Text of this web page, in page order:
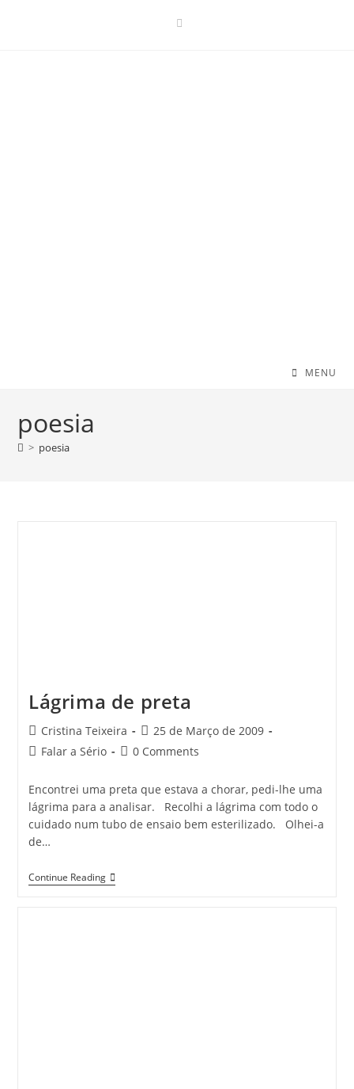
MENU
poesia
> poesia
Lágrima de preta
Post
author:
Cristina Teixeira
Post
published:
25 de Março de 2009
PostFalar a Sério
Post0 Comments
Encontrei uma preta que estava a chorar, pedi-lhe uma
lágrima para a analisar. Recolhi a lágrima com todo o
cuidado num tubo de ensaio bem esterilizado. Olhei-a
de…
Continue ReadingLágrima
De